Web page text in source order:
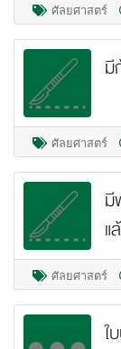
ศัลยศาสตร์
มี
ศัลยศาสตร์
มี
แ
ศัลยศาสตร์
ใ